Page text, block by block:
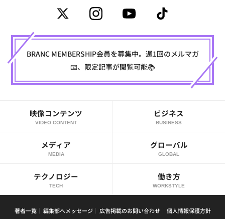
BRANC MEMBERSHIP会員を募集中。週1回のメルマガ
📧、限定記事が閲覧可能📚
映像コンテンツ
VIDEO CONTENT
ビジネス
BUSINESS
メディア
MEDIA
グローバル
GLOBAL
テクノロジー
TECH
働き方
WORKSTYLE
著者一覧 編集部へメッセージ 広告掲載のお問い合わせ
個人情報保護方針